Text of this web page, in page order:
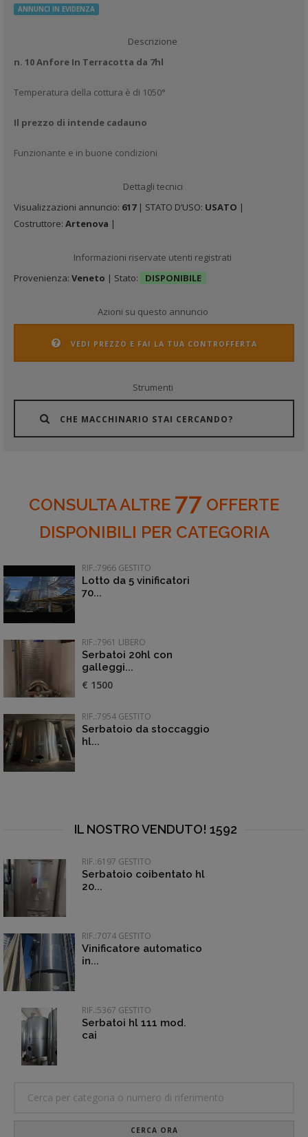
ANNUNCI IN EVIDENZA
Descrizione
n. 10 Anfore In Terracotta da 7hl
Temperatura della cottura è di 1050°
Il prezzo di intende cadauno
Funzionante e in buone condizioni
Dettagli tecnici
Visualizzazioni annuncio: 617| STATO D’USO: USATO |
Costruttore: Artenova |
Informazioni riservate utenti registrati
Provenienza: Veneto | Stato: DISPONIBILE
Azioni su questo annuncio
VEDI PREZZO E FAI LA TUA CONTROFFERTA
Strumenti
CHE MACCHINARIO STAI CERCANDO?
CONSULTA ALTRE 77 OFFERTE
DISPONIBILI PER CATEGORIA
RIF.:7966 GESTITO
Lotto da 5 vinificatori
70...
RIF.:7961 LIBERO
Serbatoi 20hl con
galleggi...
€ 1500
RIF.:7954 GESTITO
Serbatoio da stoccaggio
hl...
IL NOSTRO VENDUTO! 1592
RIF.:6197 GESTITO
Serbatoio coibentato hl
20...
RIF.:7074 GESTITO
Vinificatore automatico
in...
RIF.:5367 GESTITO
Serbatoi hl 111 mod.
cai
CERCA ORA